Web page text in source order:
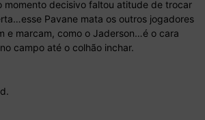
momento decisivo faltou atitude de trocar
Pavane mata os outros jogadores
e marcam, como o Jaderson…é o cara
campo até o colhão inchar.